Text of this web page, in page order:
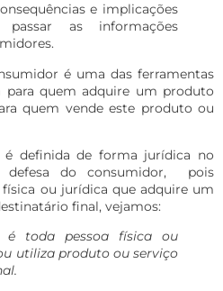
e implicações
as informações
é uma das ferramentas
quem adquire um produto
quem vende este produto ou
definida de forma jurídica no
do consumidor, pois
ou jurídica que adquire um
final, vejamos:
é toda pessoa física ou
utiliza produto ou serviço